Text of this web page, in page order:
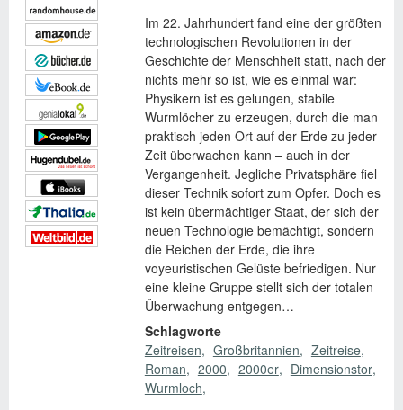
Im 22. Jahrhundert fand eine der größten
technologischen Revolutionen in der
Geschichte der Menschheit statt, nach der
nichts mehr so ist, wie es einmal war:
Physikern ist es gelungen, stabile
Wurmlöcher zu erzeugen, durch die man
praktisch jeden Ort auf der Erde zu jeder
Zeit überwachen kann – auch in der
Vergangenheit. Jegliche Privatsphäre fiel
dieser Technik sofort zum Opfer. Doch es
ist kein übermächtiger Staat, der sich der
neuen Technologie bemächtigt, sondern
die Reichen der Erde, die ihre
voyeuristischen Gelüste befriedigen. Nur
eine kleine Gruppe stellt sich der totalen
Überwachung entgegen…
Schlagworte
Zeitreisen
Großbritannien
Zeitreise
Roman
2000 2000er
Dimensionstor
Wurmloch